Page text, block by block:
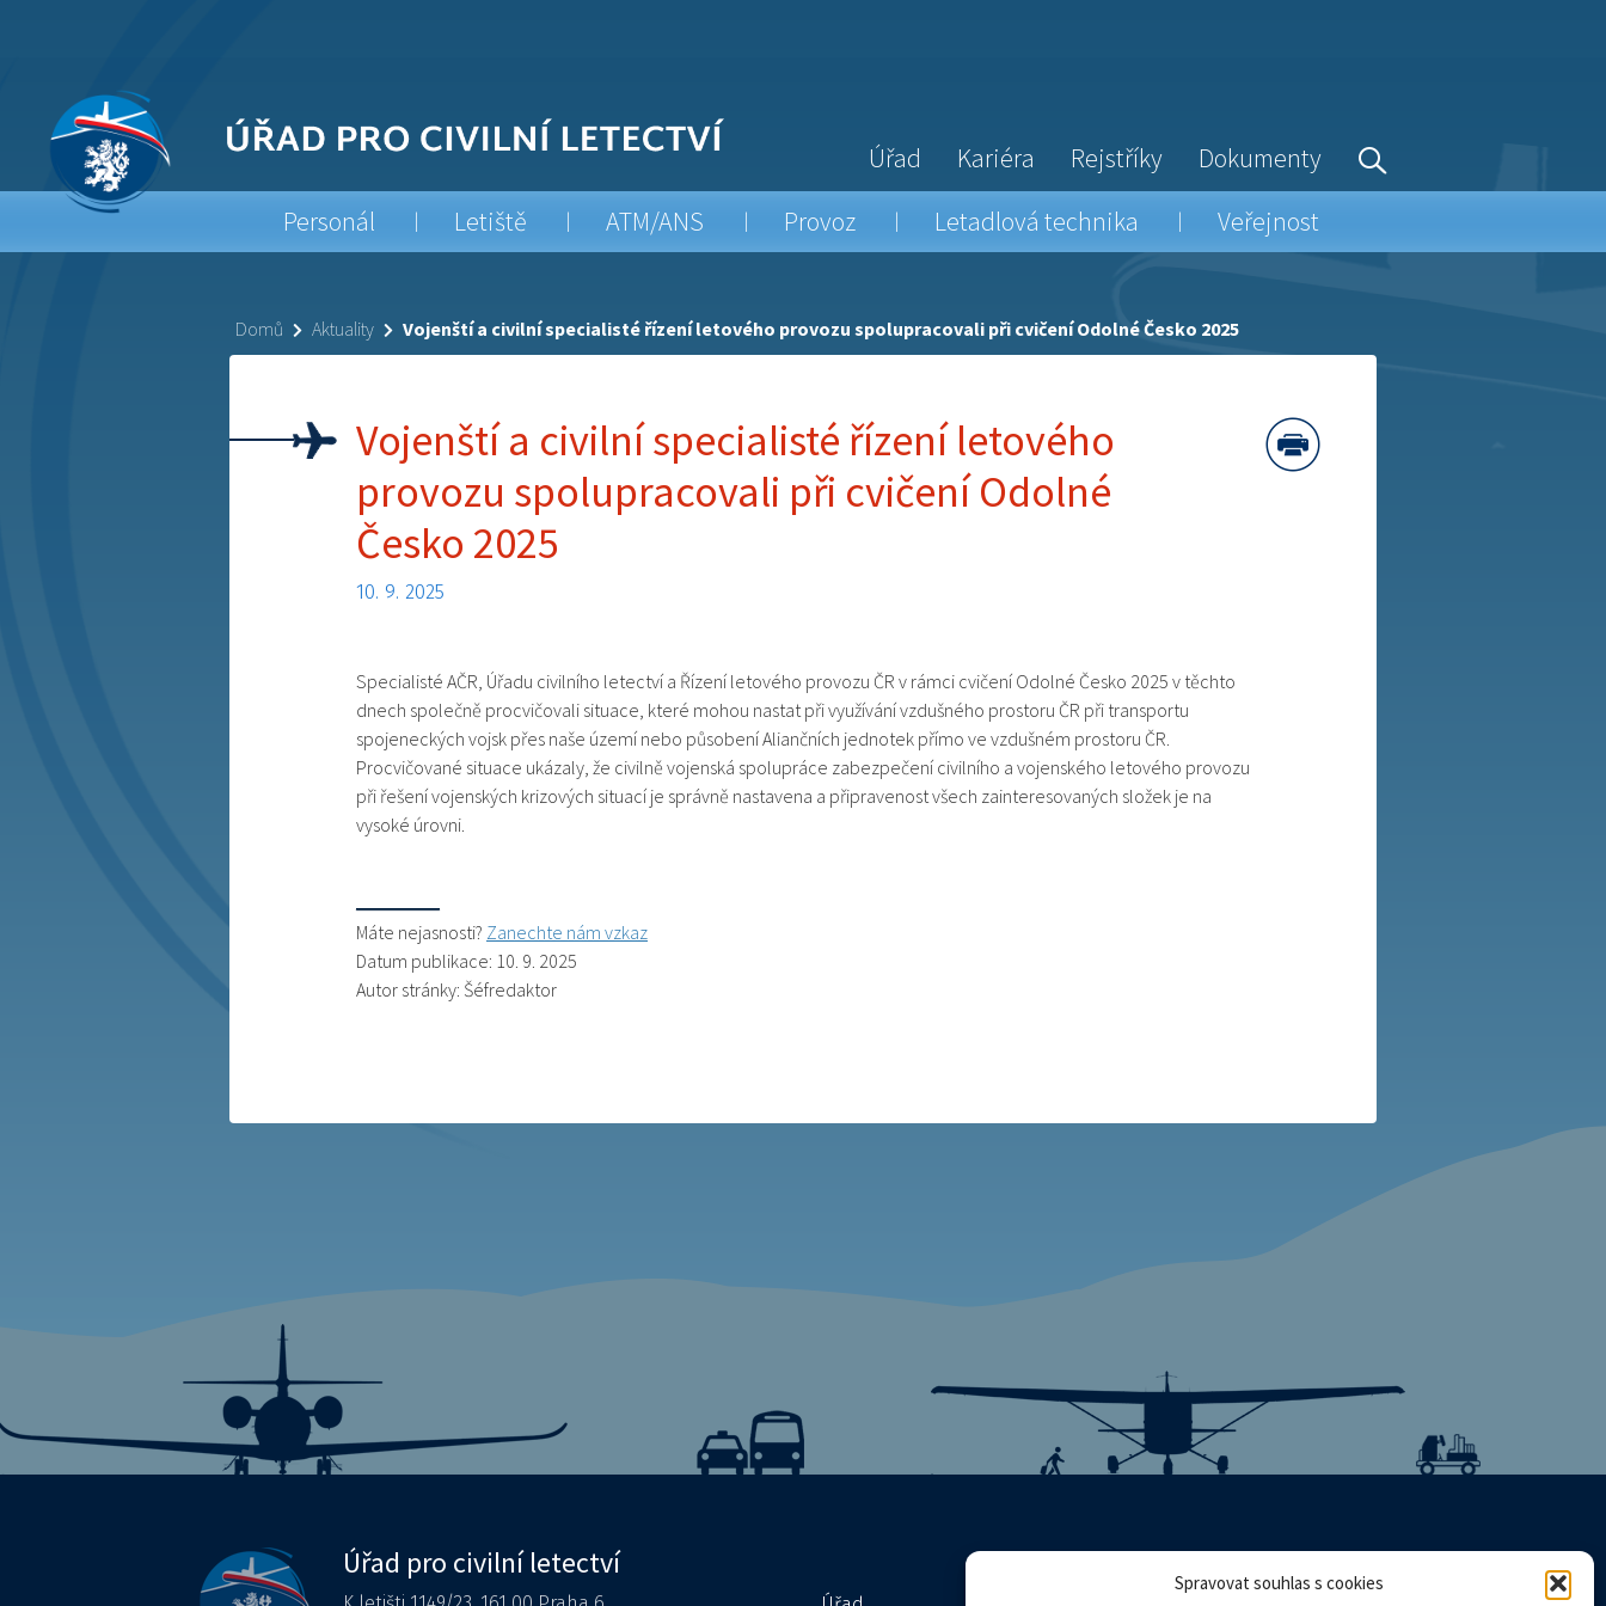
Spravovat souhlas s cookies
Úřad Kariéra Rejstříky
Dokumenty
Personál
Letiště ATM/ANS Provoz Letadlová technika Veřejnost
Domů Aktuality Vojenští a civilní specialisté řízení letového provozu spolupracovali při cvičení Odolné Česko 2025
Vojenští a civilní specialisté řízení letového
provozu spolupracovali při cvičení Odolné
Česko 2025
10. 9. 2025
Specialisté AČR, Úřadu civilního letectví a Řízení letového provozu ČR v rámci cvičení Odolné Česko 2025 v těchto
dnech společně procvičovali situace, které mohou nastat při využívání vzdušného prostoru ČR při transportu
spojeneckých vojsk přes naše území nebo působení Aliančních jednotek přímo ve vzdušném prostoru ČR.
Procvičované situace ukázaly, že civilně vojenská spolupráce zabezpečení civilního a vojenského letového provozu
při řešení vojenských krizových situací je správně nastavena a připravenost všech zainteresovaných složek je na
vysoké úrovni.
Máte nejasnosti? Zanechte nám vzkaz
Datum publikace: 10. 9. 2025
Autor stránky: Šéfredaktor
Úřad pro civilní letectví